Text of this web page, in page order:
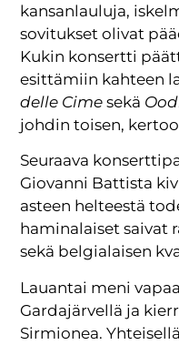
kansanlauluja,
sovitukset olivat
Kukin konsertti
esittämiin kahteen
delle Cime sekä
johdin toisen,
Seuraava
Giovanni Battista
asteen helteestä
haminalaiset saivat
sekä belgialaisen
Lauantai meni
Gardajärvellä ja
Sirmionea.